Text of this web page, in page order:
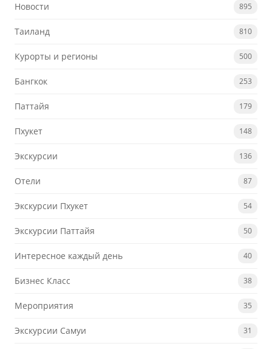
Новости 895
Таиланд 810
Курорты и регионы 500
Бангкок 253
Паттайя 179
Пхукет 148
Экскурсии 136
Отели 87
Экскурсии Пхукет 54
Экскурсии Паттайя 50
Интересное каждый день 40
Бизнес Класс 38
Мероприятия 35
Экскурсии Самуи 31